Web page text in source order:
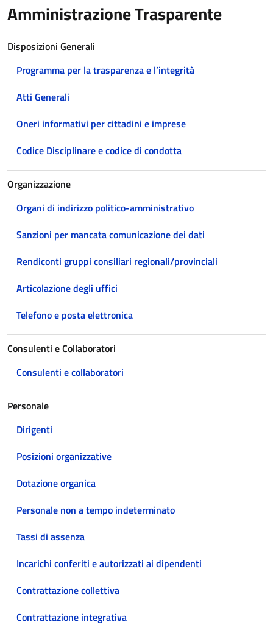
Amministrazione Trasparente
Disposizioni Generali
Programma per la trasparenza e l’integrità
Atti Generali
Oneri informativi per cittadini e imprese
Codice Disciplinare e codice di condotta
Organizzazione
Organi di indirizzo politico-amministrativo
Sanzioni per mancata comunicazione dei dati
Rendiconti gruppi consiliari regionali/provinciali
Articolazione degli uffici
Telefono e posta elettronica
Consulenti e Collaboratori
Consulenti e collaboratori
Personale
Dirigenti
Posizioni organizzative
Dotazione organica
Personale non a tempo indeterminato
Tassi di assenza
Incarichi conferiti e autorizzati ai dipendenti
Contrattazione collettiva
Contrattazione integrativa